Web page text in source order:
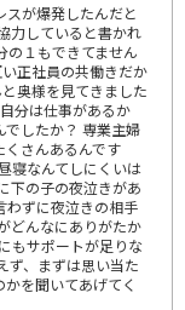
スが爆発したんだと
力していると書かれ
の１もできてません
正社員の共働きだか
奥様を見てきました
分は仕事があるか
でしたか？ 専業主婦
くさんあるんです
寝なんてしにくいは
下の子の夜泣きがあ
わずに夜泣きの相手
どんなにありがたか
もサポートが足りな
ず、まずは思い当た
を聞いてあげてく